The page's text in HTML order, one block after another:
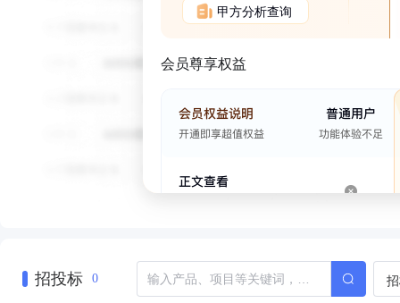
甲方分析查询
会员尊享权益
招投标 0